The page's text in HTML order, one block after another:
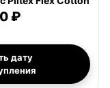
₽
дату